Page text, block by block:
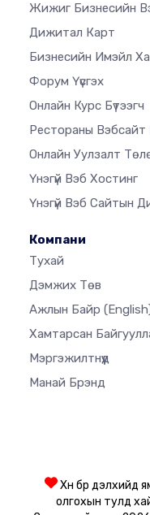
Жижиг Бизнесийн
Дижитал Карт
Бизнесийн Имэйл
Форум Үүсгэх
Онлайн Курс Бүтээгч
Рестораны Вэбсайт
Онлайн Уулзалт
Үнэгүй Вэб Хостинг
Үнэгүй Вэб Сайтын
Компани
Тухай
Дэмжих Төв
Ажлын Байр
Хамтарсан
Мэргэжилтнүүд
Манай Брэнд
Хүн бүр дэлхийд
олгохын тулд